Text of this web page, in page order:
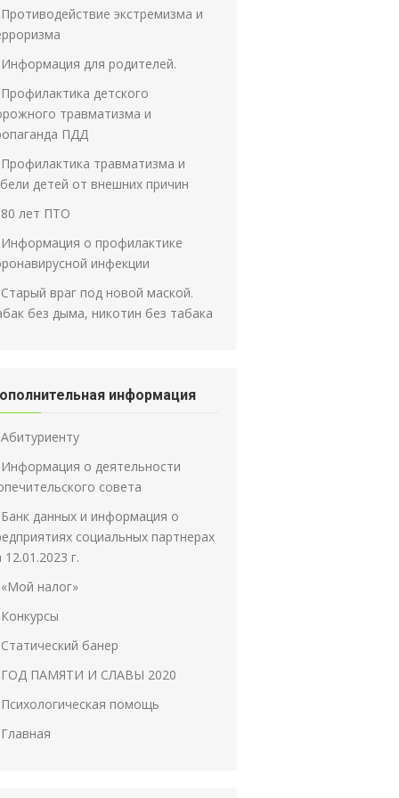
Противодействие экстремизма и
Информация для родителей.
Профилактика детского
травматизма и
ПДД
Профилактика травматизма и
детей от внешних причин
80 лет ПТО
Информация о профилактике
инфекции
Старый враг под новой маской.
без дыма, никотин без табака
информация
Абитуриенту
Информация о деятельности
совета
Банк данных и информация о
социальных партнерах
12.01.2023 г.
«Мой налог»
Конкурсы
Статический банер
ГОД ПАМЯТИ И СЛАВЫ 2020
Психологическая помощь
Главная